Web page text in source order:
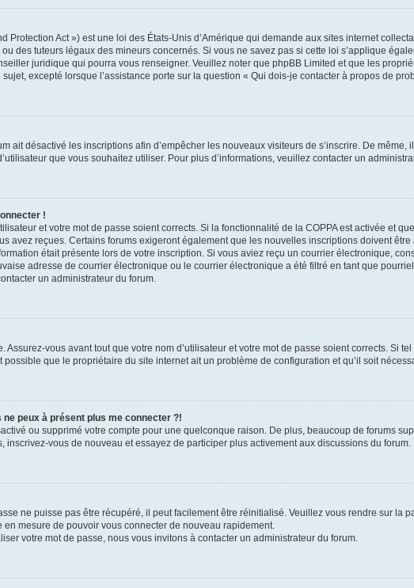
Protection Act ») est une loi des États-Unis d’Amérique qui demande aux sites internet
des tuteurs légaux des mineurs concernés. Si vous ne savez pas si cette loi s’applique
juridique qui pourra vous renseigner. Veuillez noter que phpBB Limited et que les
excepté lorsque l’assistance porte sur la question « Qui dois-je contacter à propos de
ait désactivé les inscriptions afin d’empêcher les nouveaux visiteurs de s’inscrire. De
que vous souhaitez utiliser. Pour plus d’informations, veuillez contacter un
!
et votre mot de passe soient corrects. Si la fonctionnalité de la COPPA est activée et
avez reçues. Certains forums exigeront également que les nouvelles inscriptions doivent
était présente lors de votre inscription. Si vous aviez reçu un courrier électronique,
adresse de courrier électronique ou le courrier électronique a été filtré en tant que
un administrateur du forum.
Assurez-vous avant tout que votre nom d’utilisateur et votre mot de passe soient corrects. Si
que le propriétaire du site internet ait un problème de configuration et qu’il soit
peux à présent plus me connecter ?!
ou supprimé votre compte pour une quelconque raison. De plus, beaucoup de forums
inscrivez-vous de nouveau et essayez de participer plus activement aux discussions du forum.
ne puisse pas être récupéré, il peut facilement être réinitialisé. Veuillez vous rendre sur la
mesure de pouvoir vous connecter de nouveau rapidement.
votre mot de passe, nous vous invitons à contacter un administrateur du forum.